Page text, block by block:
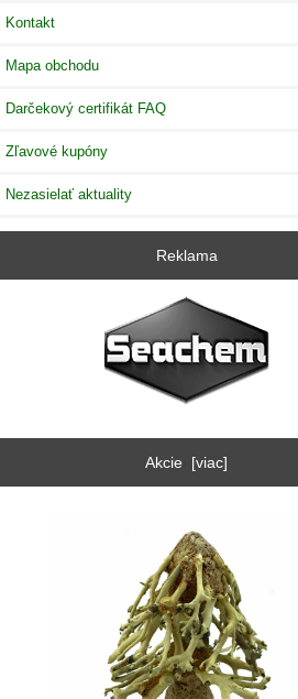
Kontakt
Mapa obchodu
Darčekový certifikát FAQ
Zľavové kupóny
Nezasielať aktuality
Reklama
Akcie [viac]